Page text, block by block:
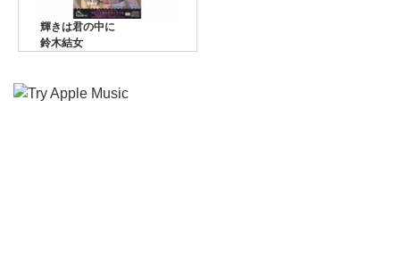
輝きは君の中に
鈴木結女